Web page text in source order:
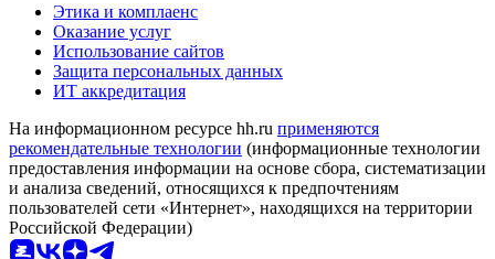
Этика и комплаенс
Оказание услуг
Использование сайтов
Защита персональных данных
ИТ аккредитация
На информационном ресурсе hh.ru применяются
рекомендательные технологии (информационные технологии
предоставления информации на основе сбора, систематизации
и анализа сведений, относящихся к предпочтениям
пользователей сети «Интернет», находящихся на территории
Российской Федерации)